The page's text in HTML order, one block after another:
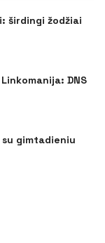
širdingi žodžiai
DNS
gimtadieniu